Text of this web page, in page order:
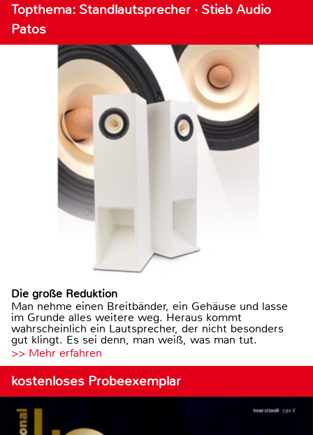
Topthema: Standlautsprecher · Stieb Audio
Patos
Die große Reduktion
Man nehme einen Breitbänder, ein Gehäuse und lasse
im Grunde alles weitere weg. Heraus kommt
wahrscheinlich ein Lautsprecher, der nicht besonders
gut klingt. Es sei denn, man weiß, was man tut.
>> Mehr erfahren
kostenloses Probeexemplar